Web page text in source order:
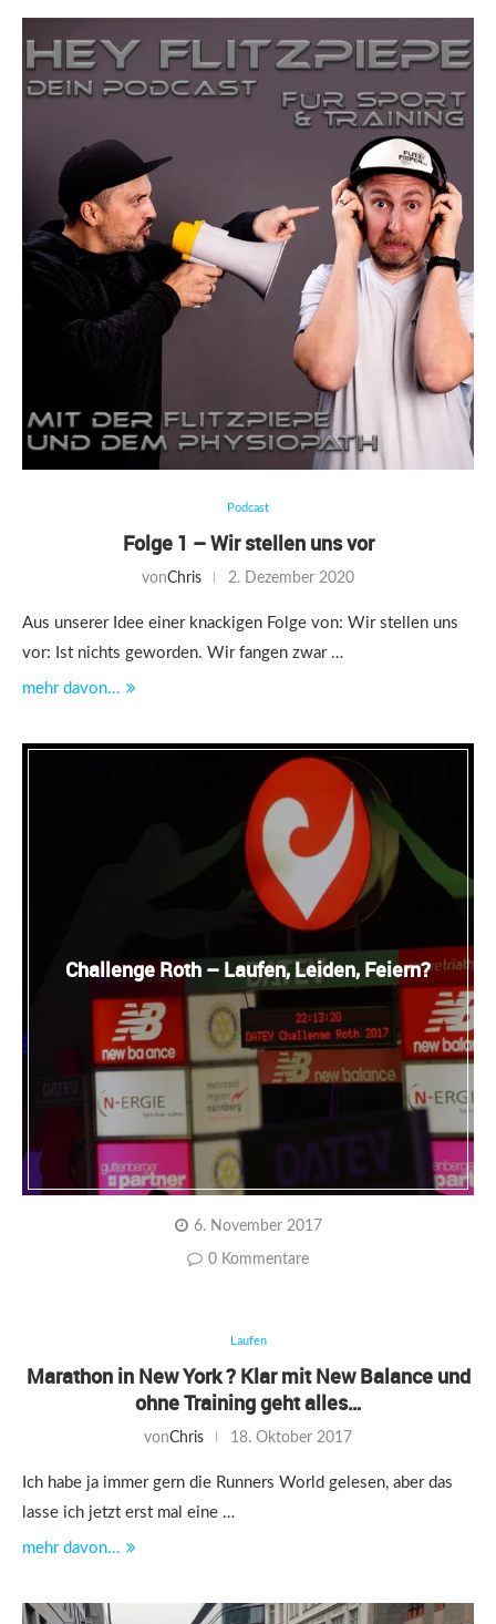
Podcast
Folge 1 – Wir stellen uns vor
vonChris 2. Dezember 2020
Aus unserer Idee einer knackigen Folge von: Wir stellen uns
vor: Ist nichts geworden. Wir fangen zwar …
mehr davon...
Challenge Roth – Laufen, Leiden, Feiern?
6. November 2017
0 Kommentare
Laufen
Marathon in New York ? Klar mit New Balance und
ohne Training geht alles…
vonChris 18. Oktober 2017
Ich habe ja immer gern die Runners World gelesen, aber das
lasse ich jetzt erst mal eine …
mehr davon...